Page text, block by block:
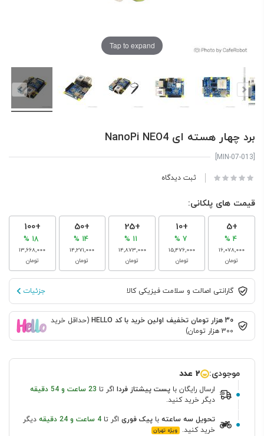
Tap to expand
برد چهار هسته ای NanoPi NEO4
ثبت دیدگاه
قیمت های پلکانی:
+5
4 %
‎16٬078٬000
تومان
+10
‎15٬476٬000
تومان
+25
‎14٬873٬000
تومان
+50
14 %
‎14٬271٬000
تومان
+100
‎13٬668٬000
تومان
گارانتی اصالت و سلامت فیزیکی کالا جزئیات
30 هزار تومان تخفیف اولین خرید با کد HELLO
(حداقل خرید
300 هزار تومان)
موجودی: 2 عدد
ارسال رایگان با پست پیشتاز فردا اگر تا 23 ساعت و 54 دقیقه
دیگر خرید کنید.
تحویل سه ساعته با پیک فوری اگر تا 4 ساعت و 24 دقیقه
دیگر
خرید کنید.
ویژه تهران